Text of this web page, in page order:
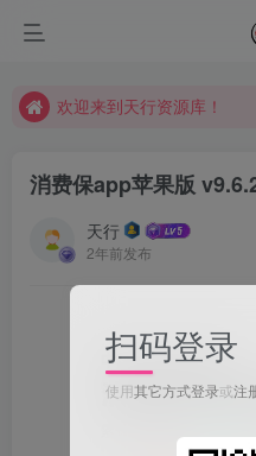
欢迎来到天行资源库！
消费保app苹果版
天行
2年前发布
扫码登录
使用其它方式登录或注